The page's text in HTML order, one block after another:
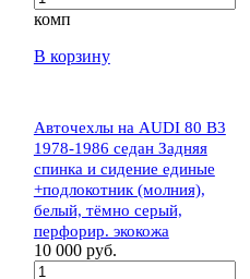
комп
В корзину
Авточехлы на AUDI 80 В3
1978-1986 седан Задняя
спинка и сидение единые
+подлокотник (молния),
белый, тёмно серый,
перфорир. экокожа
10 000 руб.